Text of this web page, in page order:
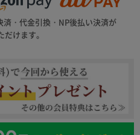
済・代金引換・NP後払い決済が
だけます。